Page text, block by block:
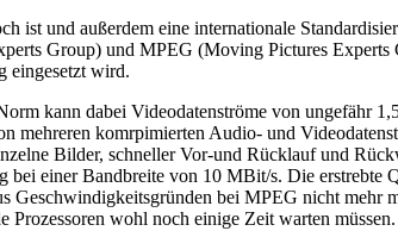
ist und außerdem eine internationale
Group) und MPEG (Moving Pictures
eingesetzt wird.
kann dabei Videodatenströme von ungefähr
mehreren komrpimierten Audio- und
Bilder, schneller Vor-und Rücklauf und
einer Bandbreite von 10 MBit/s. Die erstrebte
Geschwindigkeitsgründen bei MPEG nicht
Prozessoren wohl noch einige Zeit warten